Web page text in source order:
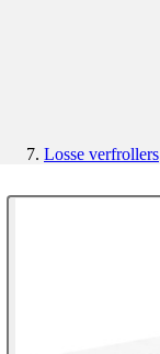
Losse verfrollers